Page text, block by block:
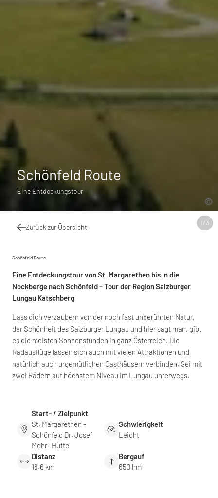
1/3
Schönfeld Route
Eine Entdeckungstour
Zurück zur Übersicht
Schönfeld Route
Eine Entdeckungstour von St. Margarethen bis in die
Nockberge nach Schönfeld – Tour der Region Salzburger
Lungau Katschberg
Lass dich verzaubern von der noch fast unberührten Natur,
der Schönheit des Salzburger Lungau und hier sagt man, gibt
es die meisten Sonnenstunden in ganz Österreich. Die
Radausflüge lassen sich auch mit vielen Attraktionen und
natürlich auch urgemütlichen Gasthäusern verbinden. Sei mit
zwei Rädern auf höchstem Niveau im Lungau unterwegs.
Start- / Zielpunkt
St. Margarethen -
Schönfeld Dr. Josef
Mehrl-Hütte
Schwierigkeit
Leicht
Distanz
18.6 km
Bergauf
650 hm